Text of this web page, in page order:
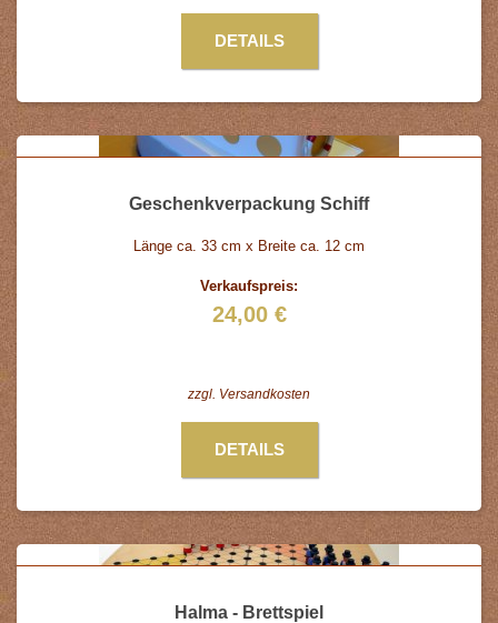
DETAILS
Geschenkverpackung Schiff
Länge ca. 33 cm x Breite ca. 12 cm
Verkaufspreis:
24,00 €
zzgl. Versandkosten
DETAILS
Halma - Brettspiel